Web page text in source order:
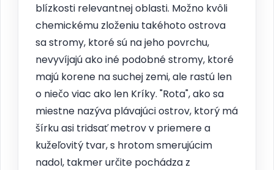
blízkosti relevantnej oblasti. Možno kvôli
chemickému zloženiu takéhoto ostrova
sa stromy, ktoré sú na jeho povrchu,
nevyvíjajú ako iné podobné stromy, ktoré
majú korene na suchej zemi, ale rastú len
o niečo viac ako len Kríky. "Rota", ako sa
miestne nazýva plávajúci ostrov, ktorý má
šírku asi tridsať metrov v priemere a
kužeľovitý tvar, s hrotom smerujúcim
nadol, takmer určite pochádza z